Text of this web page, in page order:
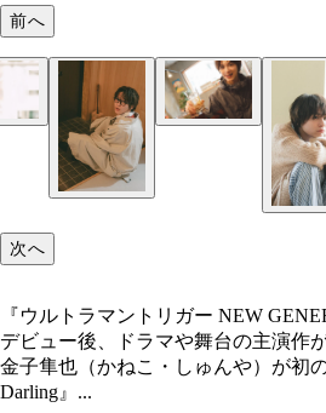
キャプション：オンライ
枚だけのチェキがずらり
ことないかも」と本人も
大好きなハイボールを
Darling』アザーカット（
前へ
次へ
『ウルトラマントリガー NEW
デビュー後、ドラマや舞台の主演作
金子隼也（かねこ・しゅんや）が初
Darling』...